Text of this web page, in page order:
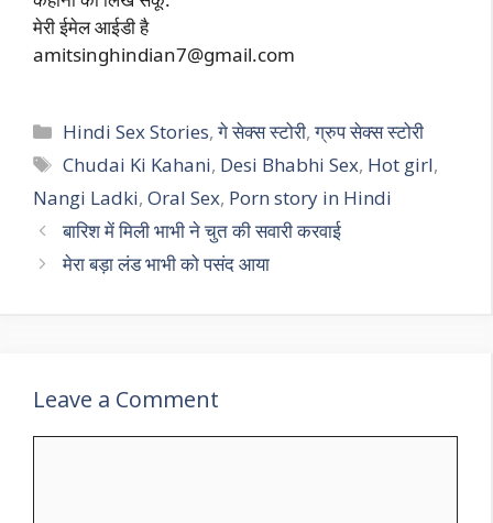
मेरी ईमेल आईडी है
amitsinghindian7@gmail.com
Categories
Hindi Sex Stories,गे सेक्स स्टोरी,ग्रुप सेक्स स्टोरी
Tags
Chudai Ki Kahani, Desi Bhabhi Sex, Hot girl,
Nangi Ladki, Oral Sex, Porn story in Hindi
बारिश में मिली भाभी ने चुत की सवारी करवाई
मेरा बड़ा लंड भाभी को पसंद आया
Leave a Comment